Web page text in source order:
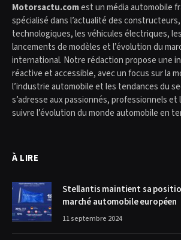
Motorsactu.comest un média automobile
spécialisé dans l’actualité des
technologiques, les véhicules électriques,
lancements de modèles et l’évolution du
international. Notre rédaction propose une
réactive et accessible, avec un focus sur la
l’industrie automobile et les tendances du
s’adresse aux passionnés, professionnels
suivre l’évolution du monde automobile en
À LIRE
Stellantis maintient sa
marché automobile européen
11 septembre 2024